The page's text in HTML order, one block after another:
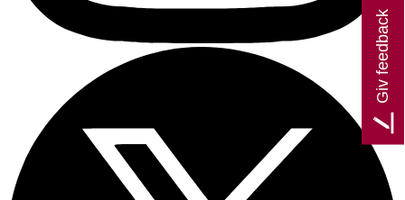
Giv feedback